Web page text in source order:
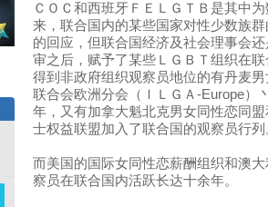
ＣＯＣ和西班牙ＦＥＬＧＴＢ是其中
来，联合国内的某些国家对性少数族
的回应，但联合国经济及社会理事会
审之后，赋予了某些ＬＧＢＴ组织在
得到非政府组织观察员地位的有丹麦
联合会欧洲分会（ＩＬＧＡ-Europe）
年，又有加拿大魁北克男女同性恋同
士权益联盟加入了联合国的观察员行列
而美国的国际女同性恋薪酬组织和澳
察员在联合国内活跃长达十余年。